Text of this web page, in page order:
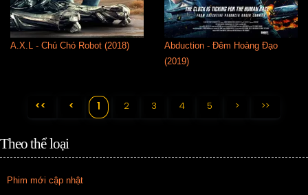
A.X.L - Chú Chó Robot (2018)
Abduction - Đêm Hoàng Đạo
(2019)
<< < 1 2 3 4 5 > >>
Theo thể loại
Phim mới cập nhật